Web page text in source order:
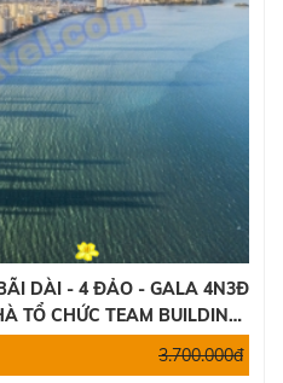
DÀI - 4 ĐẢO - GALA 4N3Đ
TỔ CHỨC TEAM BUILDING
3.700.000đ